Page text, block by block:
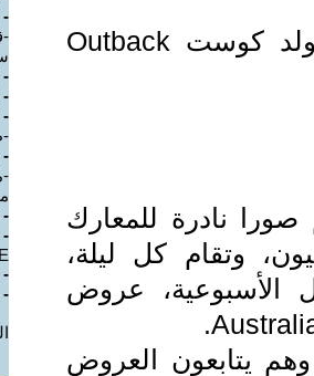
من مسرح الخيالة - أستراليا - الغولد كوست Outback
نادرة للمعارك
وتقام كل ليلة،
الأسبوعية، عروض
يتابعون العروض
-
-
-
-
-
-
-
-
-
-
-
-